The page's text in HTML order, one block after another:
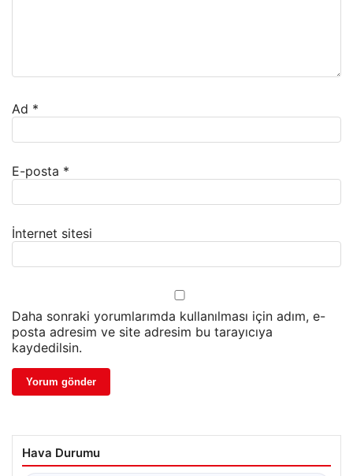
Ad *
E-posta *
İnternet sitesi
Daha sonraki yorumlarımda kullanılması için adım, e-
posta adresim ve site adresim bu tarayıcıya
kaydedilsin.
Hava Durumu